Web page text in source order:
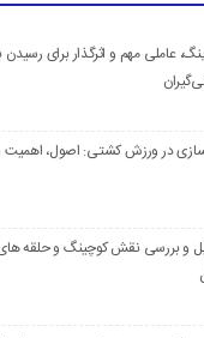
عاملی مهم و اثرگذار برای
در ورزش کشتی: اصول، اهمیت و
و بررسی نقش کوچینگ و حلقه